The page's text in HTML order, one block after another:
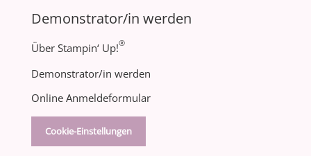
Demonstrator/in werden
Über Stampin‘ Up!®
Demonstrator/in werden
Online Anmeldeformular
Cookie-Einstellungen